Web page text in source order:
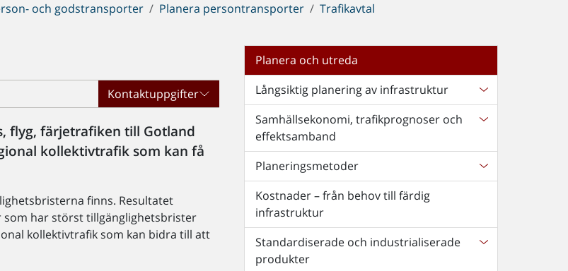
och godstransporter Planera persontransporter
Trafikavtal
Kontaktuppgifter
flyg, färjetrafiken till Gotland
kollektivtrafik som kan få
finns. Resultatet
som har störst tillgänglighetsbrister
kollektivtrafik som kan bidra till att
Planera och utreda
Långsiktig planering av infrastruktur
Samhällsekonomi, trafikprognoser och
effektsamband
Planeringsmetoder
Kostnader – från behov till färdig
infrastruktur
Standardiserade och industrialiserade
produkter